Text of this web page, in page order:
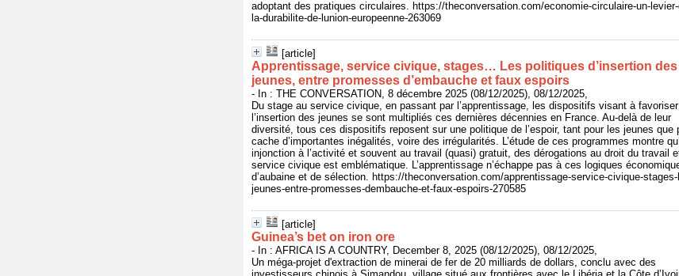
adoptant des pratiques circulaires. https://theconversation.com/economie-circulaire-un-
la-durabilite-de-lunion-europeenne-263069
[article]
Apprentissage, service civique, stages… Les politiques d’insertion des
jeunes, entre promesses d’embauche et faux espoirs
- In : THE CONVERSATION, 8 décembre 2025 (08/12/2025), 08/12/2025,
Du stage au service civique, en passant par l’apprentissage, les dispositifs visant à favoriser
l’insertion des jeunes se sont multipliés ces dernières décennies en France. Au-delà de leur
diversité, tous ces dispositifs reposent sur une politique de l’espoir, tant pour les jeunes que
cache d’importantes inégalités, voire des irrégularités. L’étude de ces programmes montre
injonction à l’activité et souvent au travail (quasi) gratuit, des dérogations au droit du travail
service civique est emblématique. L’apprentissage n’échappe pas à ces logiques
d’aubaine et de sélection. https://theconversation.com/apprentissage-service-civique-
jeunes-entre-promesses-dembauche-et-faux-espoirs-270585
[article]
Guinea’s bet on iron ore
- In : AFRICA IS A COUNTRY, December 8, 2025 (08/12/2025), 08/12/2025,
Un méga-projet d'extraction de minerai de fer de 20 milliards de dollars, conclu avec des